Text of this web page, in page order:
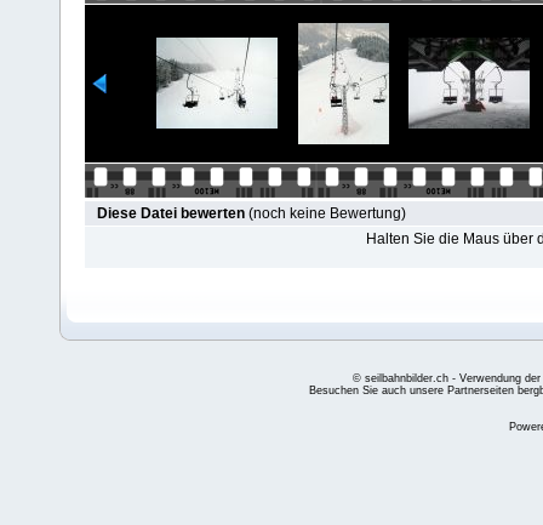
Diese Datei bewerten (noch keine Bewertung)
Halten Sie die Maus über
© seilbahnbilder.ch - Verwendung
Besuchen Sie auch unsere Partnerseiten